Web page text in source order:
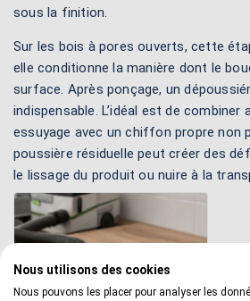
sous la finition.
Sur les bois à pores ouverts, cette
elle conditionne la manière dont le
surface. Après ponçage, un
indispensable. L’idéal est de
essuyage avec un chiffon propre non
poussière résiduelle peut créer des
le lissage du produit ou nuire à la
Nous utilisons des cookies
Nous pouvons les placer pour analyser les